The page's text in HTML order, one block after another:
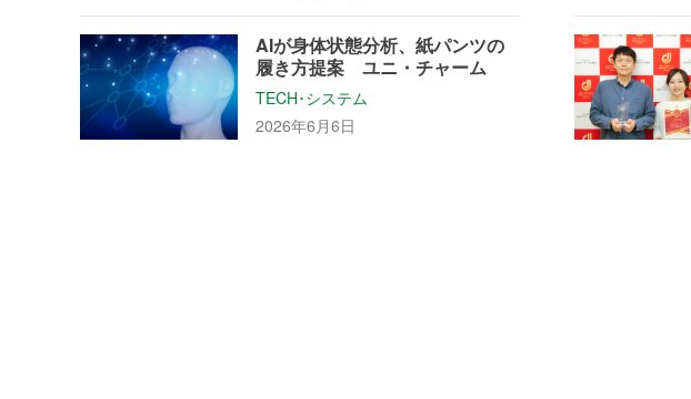
AIが身体状態分析、紙パンツの
履き方提案 ユニ・チャーム
TECH･システム
2026年6月6日